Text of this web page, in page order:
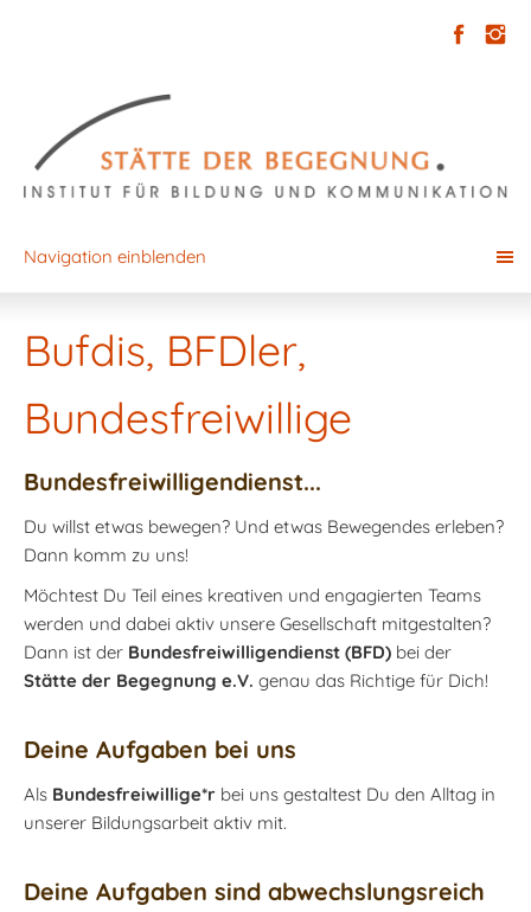
Navigation einblenden
Bufdis, BFDler,
Bundesfreiwillige
Bundesfreiwilligendienst...
Du willst etwas bewegen? Und etwas Bewegendes erleben?
Dann komm zu uns!
Möchtest Du Teil eines kreativen und engagierten Teams
werden und dabei aktiv unsere Gesellschaft mitgestalten?
Dann ist der Bundesfreiwilligendienst (BFD) bei der
Stätte der Begegnung e.V. genau das Richtige für Dich!
Deine Aufgaben bei uns
Als Bundesfreiwillige*r bei uns gestaltest Du den Alltag in
unserer Bildungsarbeit aktiv mit.
Deine Aufgaben sind abwechslungsreich